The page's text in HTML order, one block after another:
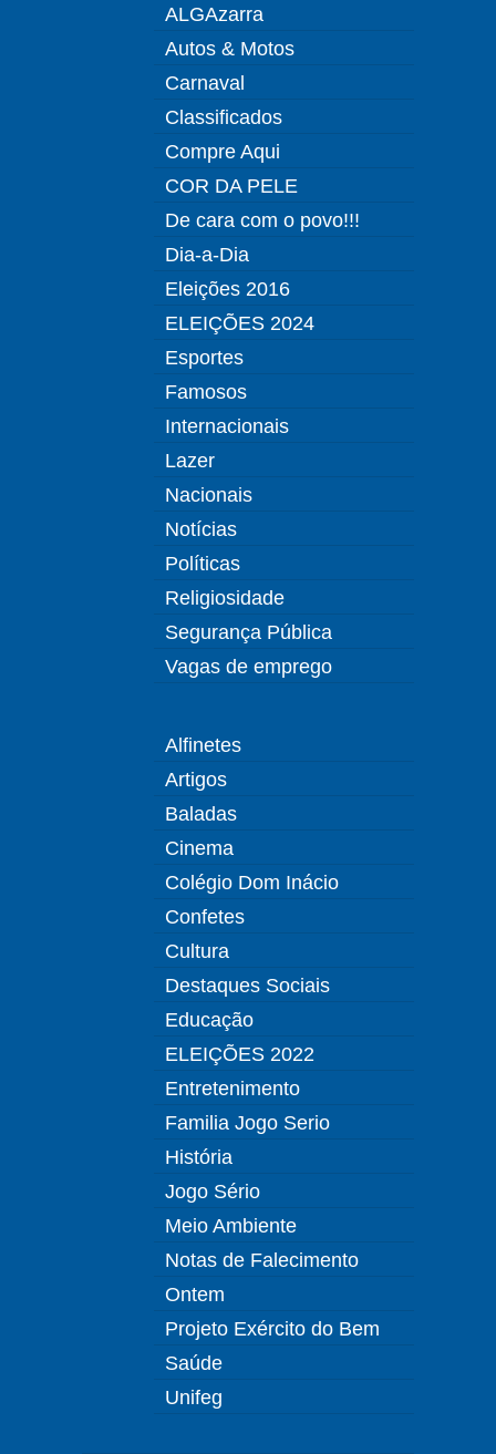
ALGAzarra
Autos & Motos
Carnaval
Classificados
Compre Aqui
COR DA PELE
De cara com o povo!!!
Dia-a-Dia
Eleições 2016
ELEIÇÕES 2024
Esportes
Famosos
Internacionais
Lazer
Nacionais
Notícias
Políticas
Religiosidade
Segurança Pública
Vagas de emprego
Alfinetes
Artigos
Baladas
Cinema
Colégio Dom Inácio
Confetes
Cultura
Destaques Sociais
Educação
ELEIÇÕES 2022
Entretenimento
Familia Jogo Serio
História
Jogo Sério
Meio Ambiente
Notas de Falecimento
Ontem
Projeto Exército do Bem
Saúde
Unifeg